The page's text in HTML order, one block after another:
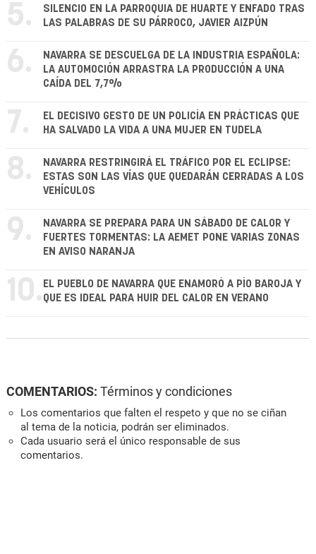
5.
SILENCIO EN LA PARROQUIA DE HUARTE Y ENFADO TRAS
LAS PALABRAS DE SU PÁRROCO, JAVIER AIZPÚN
6.
NAVARRA SE DESCUELGA DE LA INDUSTRIA ESPAÑOLA:
LA AUTOMOCIÓN ARRASTRA LA PRODUCCIÓN A UNA
CAÍDA DEL 7,7%
7.
EL DECISIVO GESTO DE UN POLICÍA EN PRÁCTICAS QUE
HA SALVADO LA VIDA A UNA MUJER EN TUDELA
8.
NAVARRA RESTRINGIRÁ EL TRÁFICO POR EL ECLIPSE:
ESTAS SON LAS VÍAS QUE QUEDARÁN CERRADAS A LOS
VEHÍCULOS
9.
NAVARRA SE PREPARA PARA UN SÁBADO DE CALOR Y
FUERTES TORMENTAS: LA AEMET PONE VARIAS ZONAS
EN AVISO NARANJA
10. EL PUEBLO DE NAVARRA QUE ENAMORÓ A PÍO BAROJA Y
QUE ES IDEAL PARA HUIR DEL CALOR EN VERANO
COMENTARIOS: Términos y condiciones
Los comentarios que falten el respeto y que no se ciñan
al tema de la noticia, podrán ser eliminados.
Cada usuario será el único responsable de sus
comentarios.